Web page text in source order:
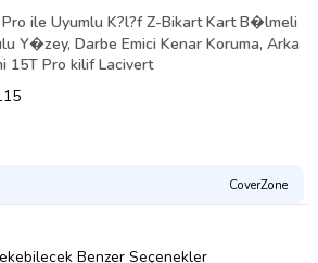
ile Uyumlu K?l?f Z-Bikart Kart B�lmeli
Y�zey, Darbe Emici Kenar Koruma, Arka
15T Pro kilif Lacivert
CoverZone
Benzer Seçenekler